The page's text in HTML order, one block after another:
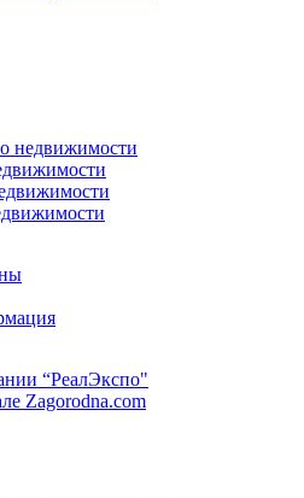
недвижимости
“РеалЭкспо"
Zagorodna.com